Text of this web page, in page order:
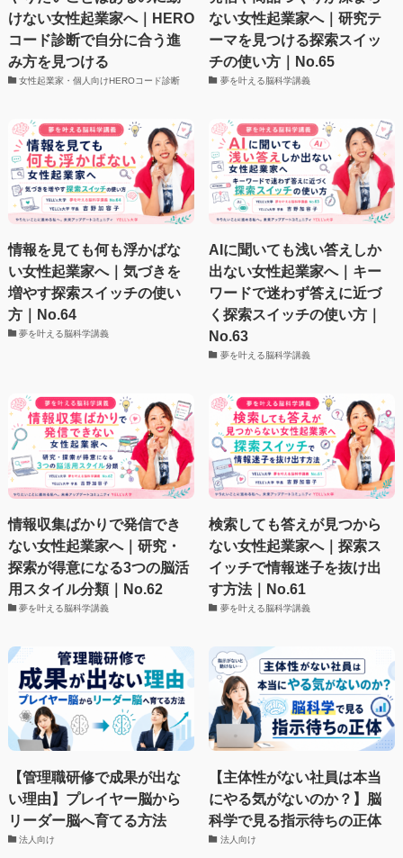
けない女性起業家へ｜HERO
コード診断で自分に合う進
み方を見つける
女性起業家・個人向けHEROコード診断
ない女性起業家へ｜研究テ
ーマを見つける探索スイッ
チの使い方｜No.65
夢を叶える脳科学講義
情報を見ても何も浮かばな
い女性起業家へ｜気づきを
増やす探索スイッチの使い
方｜No.64
夢を叶える脳科学講義
AIに聞いても浅い答えしか
出ない女性起業家へ｜キー
ワードで迷わず答えに近づ
く探索スイッチの使い方｜
No.63
夢を叶える脳科学講義
情報収集ばかりで発信でき
ない女性起業家へ｜研究・
探索が得意になる3つの脳活
用スタイル分類｜No.62
夢を叶える脳科学講義
検索しても答えが見つから
ない女性起業家へ｜探索ス
イッチで情報迷子を抜け出
す方法｜No.61
夢を叶える脳科学講義
【管理職研修で成果が出な
い理由】プレイヤー脳から
リーダー脳へ育てる方法
法人向け
【主体性がない社員は本当
にやる気がないのか？】脳
科学で見る指示待ちの正体
法人向け